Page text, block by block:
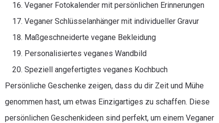
Veganer Fotokalender mit persönlichen Erinnerungen
Veganer Schlüsselanhänger mit individueller Gravur
Maßgeschneiderte vegane Bekleidung
Personalisiertes veganes Wandbild
Speziell angefertigtes veganes Kochbuch
Persönliche Geschenke zeigen, dass du dir Zeit und Mühe
genommen hast, um etwas Einzigartiges zu schaffen. Diese
persönlichen Geschenkideen sind perfekt, um einem Veganer